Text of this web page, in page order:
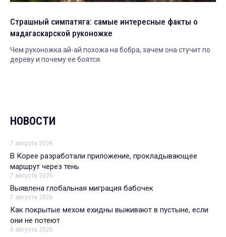
Страшный симпатяга: самые интересные факты о
мадагаскарской руконожке
Чем руконожка ай-ай похожа на бобра, зачем она стучит по
дереву и почему ее боятся.
НОВОСТИ
7 августа 2026
В Корее разработали приложение, прокладывающее
маршрут через тень
7 августа 2026
Выявлена глобальная миграция бабочек
7 августа 2026
Как покрытые мехом ехидны выживают в пустыне, если
они не потеют
6 августа 2026